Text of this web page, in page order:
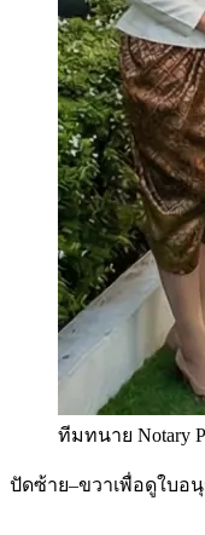
ทีมทนาย Notary
ปัดซ้าย–ขวาเพื่อดูใบอ